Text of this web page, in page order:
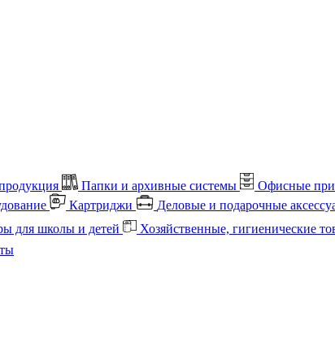
Папки и архивные системы Офисные
Картриджи Деловые и подарочные
для школы и детей Хозяйственные, гигиенические